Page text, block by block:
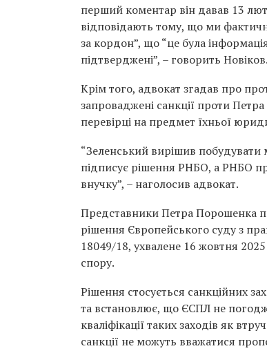
перший коментар він давав 13
відповідають тому, що ми
за кордон”, що “це була
підтверджені”, – говорить Новіков.
Крім того, адвокат згадав про
запроваджені санкції проти
перевірці на предмет їхньої
“Зеленський вирішив побудувати
підписує рішення РНБО, а РНБО
внучку”, – наголосив адвокат.
Представники Петра Порошенка
рішення Європейського суду з
18049/18, ухвалене 16 жовтня
спору.
Рішення стосується санкційних
та встановлює, що ЄСПЛ не
кваліфікації таких заходів як
санкції не можуть вважатися